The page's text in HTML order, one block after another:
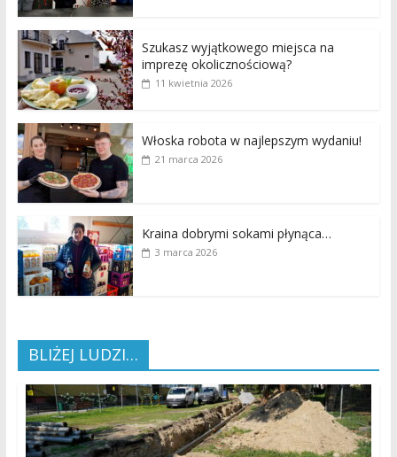
Szukasz wyjątkowego miejsca na
imprezę okolicznościową?
11 kwietnia 2026
Włoska robota w najlepszym wydaniu!
21 marca 2026
Kraina dobrymi sokami płynąca…
3 marca 2026
BLIŻEJ LUDZI…